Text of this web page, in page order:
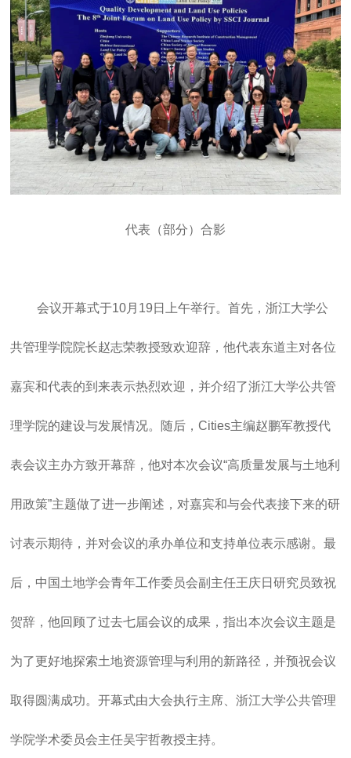
代表（部分）合影
会议开幕式于10月19日上午举行。首先，浙江大学公
共管理学院院长赵志荣教授致欢迎辞，他代表东道主对各位
嘉宾和代表的到来表示热烈欢迎，并介绍了浙江大学公共管
理学院的建设与发展情况。随后，Cities主编赵鹏军教授代
表会议主办方致开幕辞，他对本次会议“高质量发展与土地利
用政策”主题做了进一步阐述，对嘉宾和与会代表接下来的研
讨表示期待，并对会议的承办单位和支持单位表示感谢。最
后，中国土地学会青年工作委员会副主任王庆日研究员致祝
贺辞，他回顾了过去七届会议的成果，指出本次会议主题是
为了更好地探索土地资源管理与利用的新路径，并预祝会议
取得圆满成功。开幕式由大会执行主席、浙江大学公共管理
学院学术委员会主任吴宇哲教授主持。